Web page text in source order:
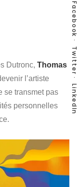
Facebook
Twitter
LinkedIn
Dutronc, Thomas
l’artiste
se transmet pas
personnelles